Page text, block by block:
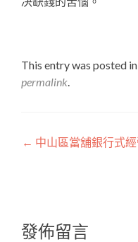
This entry was posted in
permalink.
文
覽
← 中山區當舖銀行式
發佈留言